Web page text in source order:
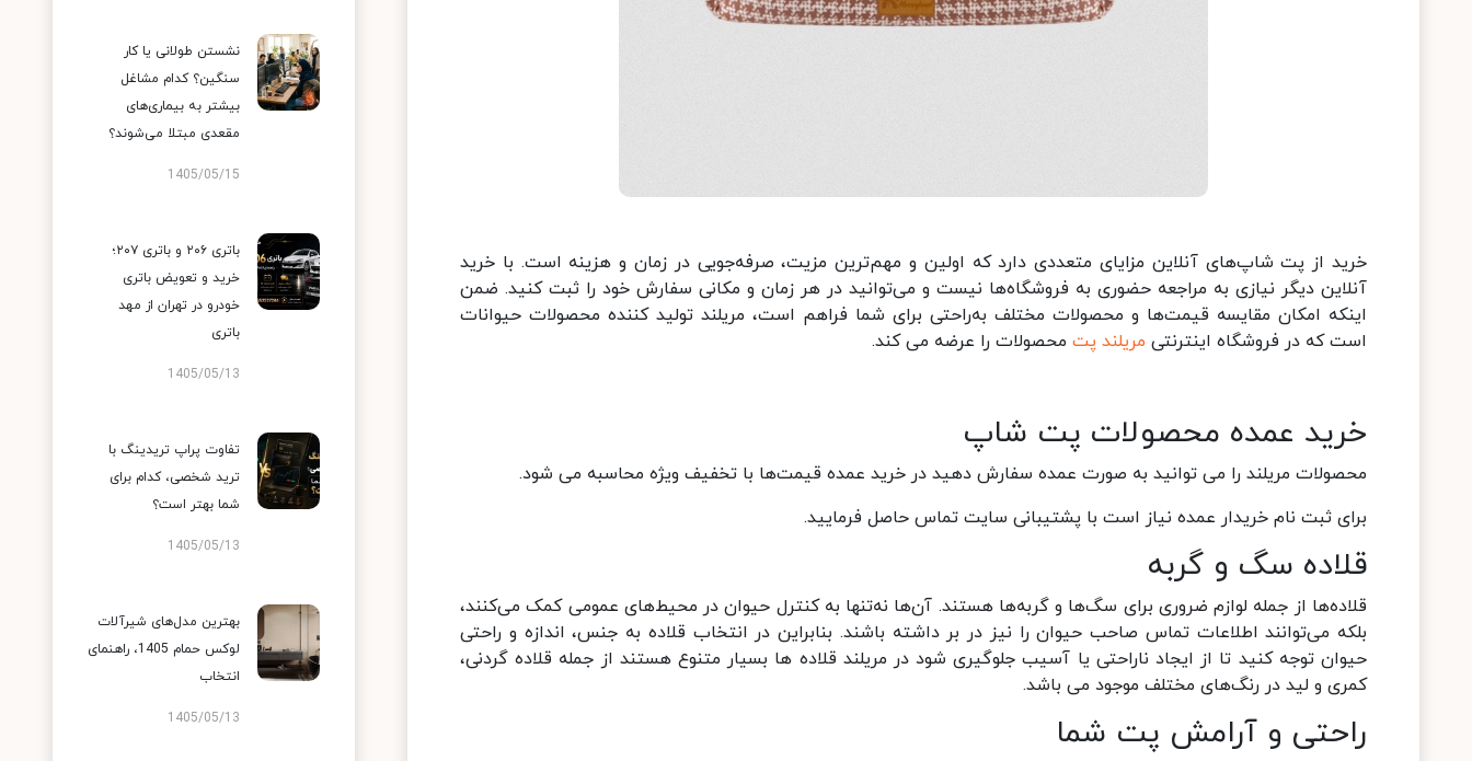
خرید از پت شاپ‌های آنلاین مزایای متعددی دارد که اولین و مهم‌ترین مزیت، صرفه‌جویی در زمان و هزینه است. با خرید
آنلاین دیگر نیازی به مراجعه حضوری به فروشگاه‌ها نیست و می‌توانید در هر زمان و مکانی سفارش خود را ثبت کنید. ضمن
اینکه امکان مقایسه قیمت‌ها و محصولات مختلف به‌راحتی برای شما فراهم است، مریلند تولید کننده محصولات حیوانات
است که در فروشگاه اینترنتی مریلند پت محصولات را عرضه می کند.
خرید عمده محصولات پت شاپ
محصولات مریلند را می توانید به صورت عمده سفارش دهید در خرید عمده قیمت‌ها با تخفیف ویژه محاسبه می شود.
برای ثبت نام خریدار عمده نیاز است با پشتیبانی سایت تماس حاصل فرمایید.
قلاده سگ و گربه
قلاده‌ها از جمله لوازم ضروری برای سگ‌ها و گربه‌ها هستند. آن‌ها نه‌تنها به کنترل حیوان در محیط‌های عمومی کمک می‌کنند،
بلکه می‌توانند اطلاعات تماس صاحب حیوان را نیز در بر داشته باشند. بنابراین در انتخاب قلاده به جنس، اندازه و راحتی
حیوان توجه کنید تا از ایجاد ناراحتی یا آسیب جلوگیری شود در مریلند قلاده ها بسیار متنوع هستند از جمله قلاده گردنی،
کمری و لید در رنگ‌های مختلف موجود می باشد.
راحتی و آرامش پت شما
نشستن طولانی یا کار
سنگین؟ کدام مشاغل
بیشتر به بیماری‌های
مقعدی مبتلا می‌شوند؟
1405/05/15
باتری ۲۰۶ و باتری ۲۰۷؛
خرید و تعویض باتری
خودرو در تهران از مهد
باتری
1405/05/13
تفاوت پراپ تریدینگ با
ترید شخصی، کدام برای
شما بهتر است؟
1405/05/13
بهترین مدل‌های شیرآلات
لوکس حمام 1405، راهنمای
انتخاب
1405/05/13